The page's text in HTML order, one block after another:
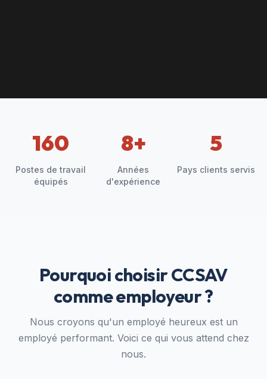
160
Postes de travail
équipés
8+
Années
d'expérience
5
Pays clients servis
Pourquoi choisir CCSAV
comme employeur ?
Nous croyons qu'un employé heureux est un
employé performant. Voici ce qui vous attend chez
nous.